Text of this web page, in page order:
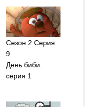
Сезон 2 Серия
9
День биби.
серия 1